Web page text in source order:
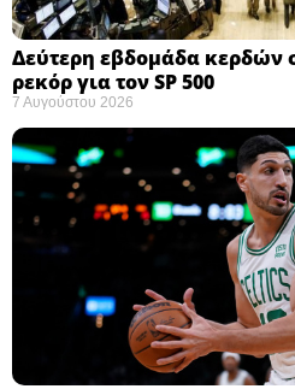
Δεύτερη εβδομάδα κερδών
ρεκόρ για τον SP 500
7 Αυγούστου 2026